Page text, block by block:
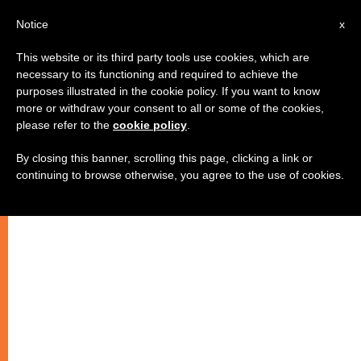
أبرشية وستمنستر: إنضمام 734
شخص للكنيسة الكاثوليكية
x
Notice
This website or its third party tools use cookies, which are
necessary to its functioning and required to achieve the
purposes illustrated in the cookie policy. If you want to know
more or withdraw your consent to all or some of the cookies,
please refer to the cookie policy
By closing this banner, scrolling this page, clicking a link or
continuing to browse otherwise, you agree to the use of cookies.